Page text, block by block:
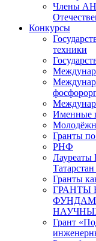
Члены АН
Конкурсы
техники
Именные
Гранты
РНФ
Лауреаты
Гранты
ГРАНТЫ
Грант